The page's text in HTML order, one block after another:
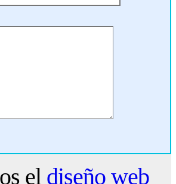
el diseño web